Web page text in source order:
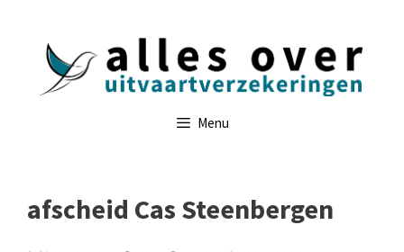
Menu
afscheid Cas Steenbergen